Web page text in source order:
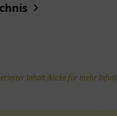
Inhalt (klicke für mehr Infos)